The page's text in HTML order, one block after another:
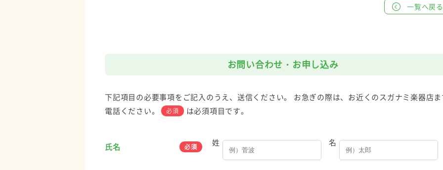
一覧へ戻る
お問い合わせ・お申し込み
下記項目の必要事項をご記入のうえ、送信ください。 お急ぎの際は、お近くのスガナミ楽器店
電話ください。
必須 は必須項目です。
氏名 姓 名